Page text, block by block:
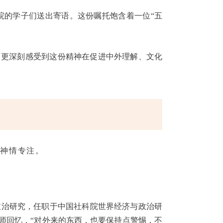
学子们送出寄语。这份嘱托饱含着一位“五
深刻感受到这份精神在促进中外理解、文化
情专注。
研究，任职于中国社科院世界经济与政治研
回忆，“对外来的东西，也要保持点警惕，不